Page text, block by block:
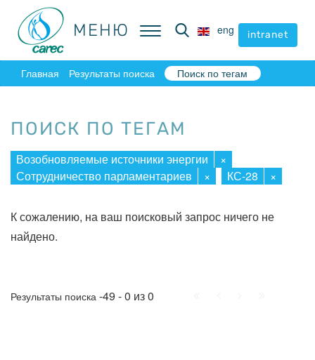
МЕНЮ eng intranet
МЕНЮ eng intranet
Главная Результаты поиска Поиск по тегам
ПОИСК ПО ТЕГАМ
Возобновляемые источники энергии
×
Сотрудничество парламентариев
× КС-28 ×
К сожалению, на ваш поисковый запрос ничего не
найдено.
Результаты поиска -49 - 0 из 0